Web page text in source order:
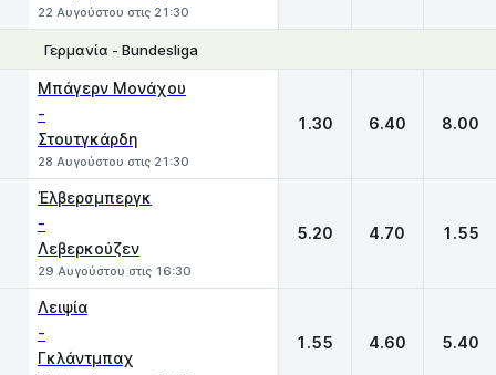
22 Αυγούστου στις 21:30
Γερμανία - Bundesliga
Μπάγερν Μονάχου
-
Στουτγκάρδη
28 Αυγούστου στις 21:30
1.30 6.40 8.00
Έλβερσμπεργκ
-
Λεβερκούζεν
29 Αυγούστου στις 16:30
5.20 4.70 1.55
Λειψία
-
Γκλάντμπαχ
1.55 4.60 5.40